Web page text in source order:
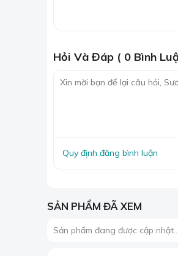
Thật không ngoa khi nói
là
Hỏi Và Đáp ( 0 Bình
Quy định đăng bình luận
SẢN PHẨM ĐÃ XEM
Sản phẩm đang được cập